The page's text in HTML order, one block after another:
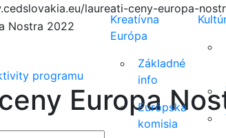
laureati-ceny-europa-
Kreatívna
Európa
Základné
info
Európska
komisia
programu
Europa